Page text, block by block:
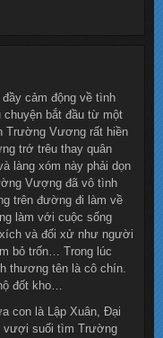
đầy cảm động về tình
bắt đầu từ một
Trường Vương rất hiền
trớ trêu thay quân
làng xóm này phải dọn
Vượng đã vô tình
trên đường đi làm về
làm với cuộc sống
và đối xử như người
bỏ trốn… Trong lúc
thương tên là cô chín.
đốt kho…
con là Lập Xuân, Đại
vượi suối tìm Trường